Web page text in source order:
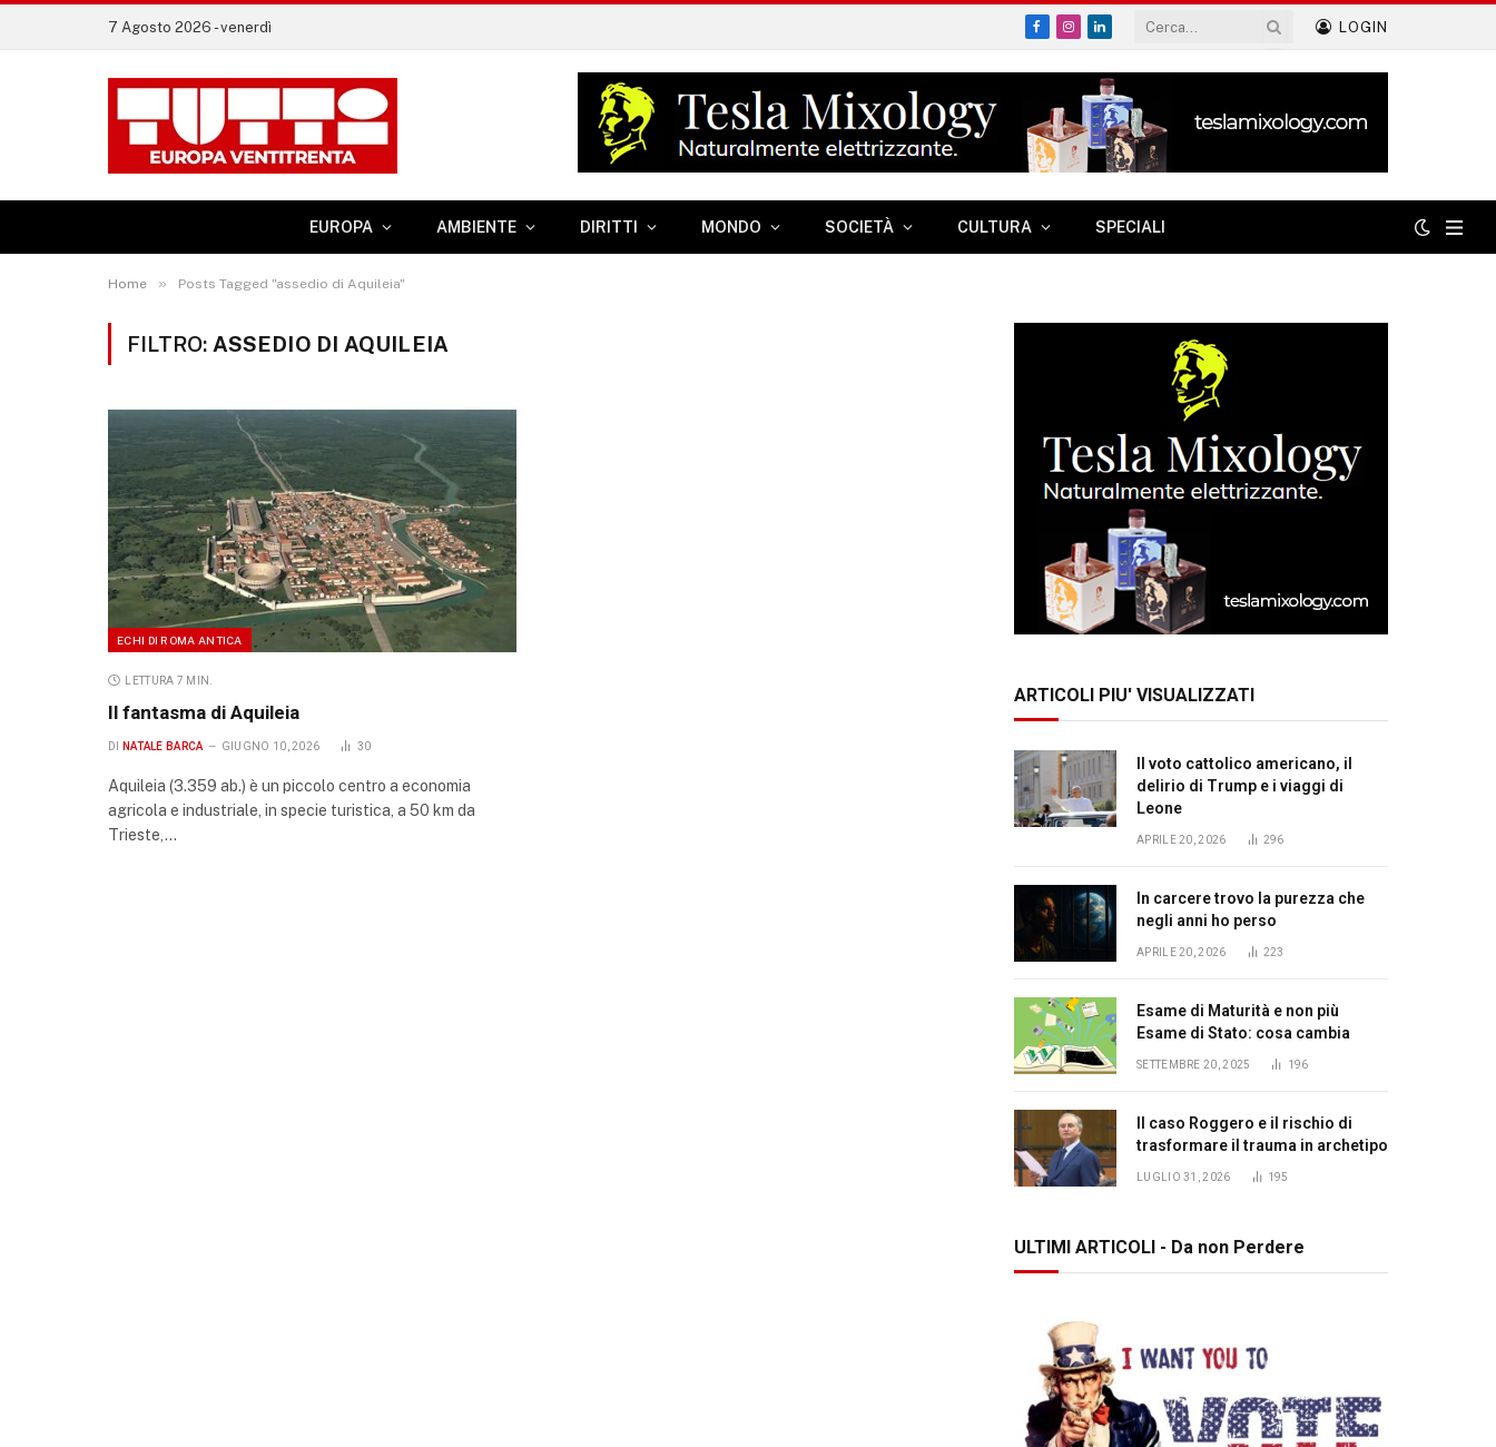
7 Agosto 2026 - venerdì
Facebook
Instagram
LinkedIn
LOGIN
EUROPA AMBIENTE DIRITTI MONDO SOCIETÀ CULTURA SPECIALI
Home » Posts Tagged "assedio di Aquileia"
FILTRO: ASSEDIO DI AQUILEIA
ECHI DI ROMA ANTICA
LETTURA 7 MIN.
Il fantasma di Aquileia
DI NATALE BARCA GIUGNO 10, 2026 30
Aquileia (3.359 ab.) è un piccolo centro a economia
agricola e industriale, in specie turistica, a 50 km da
Trieste,…
ARTICOLI PIU' VISUALIZZATI
Il voto cattolico americano, il
delirio di Trump e i viaggi di
Leone
APRILE 20, 2026 296
In carcere trovo la purezza che
negli anni ho perso
APRILE 20, 2026 223
Esame di Maturità e non più
Esame di Stato: cosa cambia
SETTEMBRE 20, 2025 196
Il caso Roggero e il rischio di
trasformare il trauma in archetipo
LUGLIO 31, 2026 195
ULTIMI ARTICOLI - Da non Perdere